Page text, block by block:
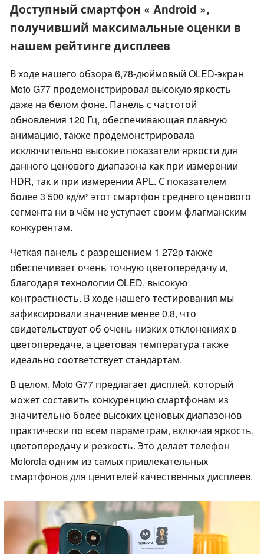
Доступный смартфон « Android »,
получивший максимальные оценки в
нашем рейтинге дисплеев
В ходе нашего обзора 6,78-дюймовый OLED-экран
Moto G77 продемонстрировал высокую яркость
даже на белом фоне. Панель с частотой
обновления 120 Гц, обеспечивающая плавную
анимацию, также продемонстрировала
исключительно высокие показатели яркости для
данного ценового диапазона как при измерении
HDR, так и при измерении APL. С показателем
более 3 500 кд/м² этот смартфон среднего ценового
сегмента ни в чём не уступает своим флагманским
конкурентам.
Четкая панель с разрешением 1 272p также
обеспечивает очень точную цветопередачу и,
благодаря технологии OLED, высокую
контрастность. В ходе нашего тестирования мы
зафиксировали значение менее 0,8, что
свидетельствует об очень низких отклонениях в
цветопередаче, а цветовая температура также
идеально соответствует стандартам.
В целом, Moto G77 предлагает дисплей, который
может составить конкуренцию смартфонам из
значительно более высоких ценовых диапазонов
практически по всем параметрам, включая яркость,
цветопередачу и резкость. Это делает телефон
Motorola одним из самых привлекательных
смартфонов для ценителей качественных дисплеев.